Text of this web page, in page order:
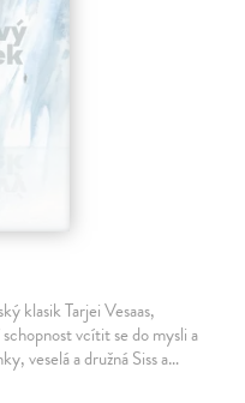
klasik Tarjei Vesaas,
vcítit se do mysli a
veselá a družná Siss a…